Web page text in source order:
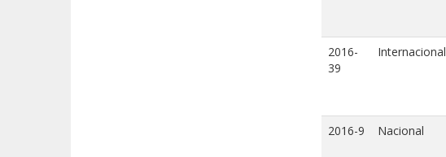
2016-
39
Internacional
2016-9 Nacional